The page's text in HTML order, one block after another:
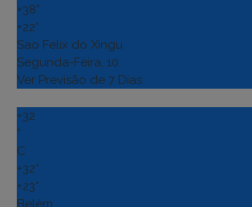
+38°
+22°
Sao Felix do Xingu
Segunda-Feira, 10
Ver Previsão de 7 Dias
+32
°
C
+32°
+23°
Belém